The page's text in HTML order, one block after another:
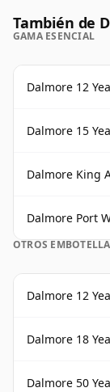
También de
GAMA ESENCIAL
Dalmore 12
Dalmore 15
Dalmore King
Dalmore Port
OTROS
Dalmore 12
Dalmore 18
Dalmore 50